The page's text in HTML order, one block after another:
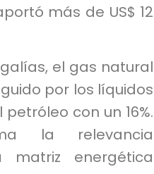
más de US$ 12
el gas natural
por los líquidos
con un 16%.
la relevancia
energética